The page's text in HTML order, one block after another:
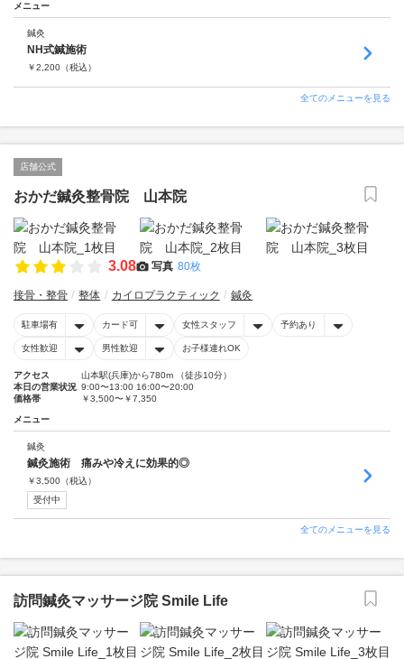
メニュー
鍼灸
NH式鍼施術
￥2,200 （税込）
全てのメニューを見る
店舗公式
おかだ鍼灸整骨院 山本院
3.08 写真 80枚
接骨・整骨 整体 カイロプラクティック 鍼灸
駐車場有 カード可 女性スタッフ 予約あり
女性歓迎 男性歓迎 お子様連れOK
アクセス
山本駅(兵庫)から780m （徒歩10分）
本日の営業状況 9:00〜13:00 16:00〜20:00
価格帯
￥3,500〜￥7,350
メニュー
鍼灸
鍼灸施術 痛みや冷えに効果的◎
￥3,500 （税込）
受付中
全てのメニューを見る
訪問鍼灸マッサージ院 Smile Life